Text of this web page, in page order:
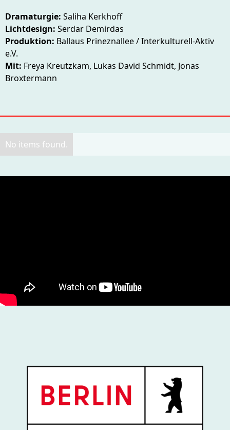
Dramaturgie: Saliha Kerkhoff
Lichtdesign: Serdar Demirdas
Produktion: Ballaus Prineznallee / Interkulturell-Aktiv
e.V.
Mit: Freya Kreutzkam, Lukas David Schmidt, Jonas
Broxtermann
No items found.